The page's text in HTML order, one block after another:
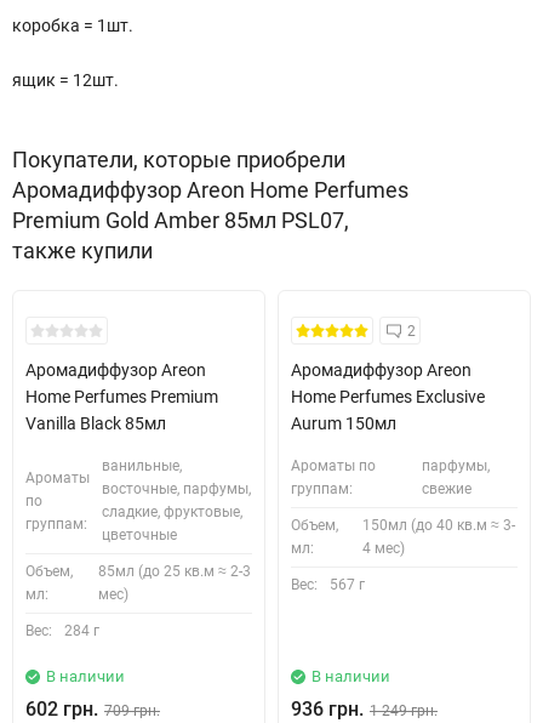
коробка = 1шт.
ящик = 12шт.
Покупатели, которые приобрели
Аромадиффузор Areon Home Perfumes
Premium Gold Amber 85мл PSL07,
также купили
Аромадиффузор Areon
Home Perfumes Premium
Vanilla Black 85мл
Ароматы
по
группам:
ванильные,
восточные, парфумы,
сладкие, фруктовые,
цветочные
Объем,
мл:
85мл (до 25 кв.м ≈ 2-3
мес)
Вес: 284 г
В наличии
602 грн. 709 грн.
2
Аромадиффузор Areon
Home Perfumes Exclusive
Aurum 150мл
Ароматы по
группам:
парфумы,
свежие
Объем,
мл:
150мл (до 40 кв.м ≈ 3-
4 мес)
Вес: 567 г
В наличии
936 грн. 1 249 грн.